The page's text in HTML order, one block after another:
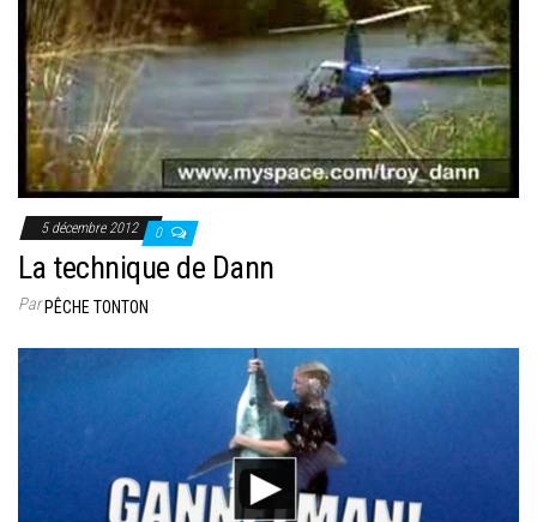
5 décembre 2012 0
La technique de Dann
ParPÊCHE TONTON